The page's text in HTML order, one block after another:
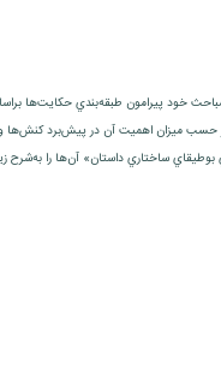
خود پيرامون طبقه‌بندي حكايت‌ها
بر حسب ميزان اهميت آن در پيش‌برد
ساختاري داستان» آن‌ها را به‌شرح